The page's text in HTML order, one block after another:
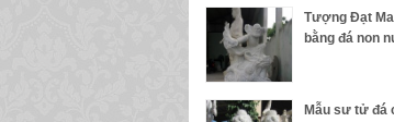
Tượng Đạt
bằng đá non
Mẫu sư tử đá